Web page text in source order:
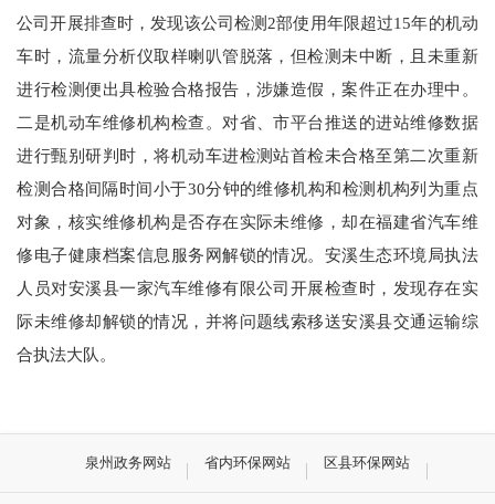
公司开展排查时，发现该公司检测2部使用年限超过15年的机动
车时，流量分析仪取样喇叭管脱落，但检测未中断，且未重新
进行检测便出具检验合格报告，涉嫌造假，案件正在办理中。
二是机动车维修机构检查。对省、市平台推送的进站维修数据
进行甄别研判时，将机动车进检测站首检未合格至第二次重新
检测合格间隔时间小于30分钟的维修机构和检测机构列为重点
对象，核实维修机构是否存在实际未维修，却在福建省汽车维
修电子健康档案信息服务网解锁的情况。安溪生态环境局执法
人员对安溪县一家汽车维修有限公司开展检查时，发现存在实
际未维修却解锁的情况，并将问题线索移送安溪县交通运输综
合执法大队。
泉州政务网站 省内环保网站 区县环保网站